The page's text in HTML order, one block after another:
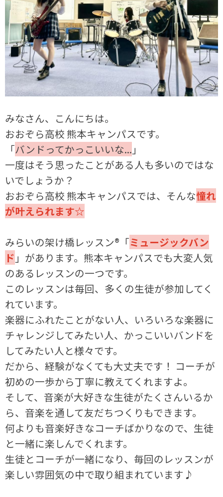
みなさん、こんにちは。
おおぞら高校 熊本キャンパスです。
「バンドってかっこいいな... 」
一度はそう思ったことがある人も多いのではな
いでしょうか？
おおぞら高校 熊本キャンパスでは、そんな憧れ
が叶えられます☆
みらいの架け橋レッスン®「ミュージックバン
ド 」があります。熊本キャンパスでも大変人気
のあるレッスンの一つです。
このレッスンは毎回、多くの生徒が参加してく
れています。
楽器にふれたことがない人、いろいろな楽器に
チャレンジしてみたい人、かっこいいバンドを
してみたい人と様々です。
だから、経験がなくても大丈夫です！ コーチが
初めの一歩から丁寧に教えてくれますよ。
そして、音楽が大好きな生徒がたくさんいるか
ら、音楽を通して友だちつくりもできます。
何よりも音楽好きなコーチばかりなので、生徒
と一緒に楽しんでくれます。
生徒とコーチが一緒になり、毎回のレッスンが
楽しい雰囲気の中で取り組まれています♪